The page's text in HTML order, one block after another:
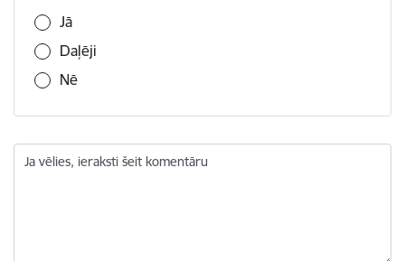
Jā
Daļēji
Nē
Ja vēlies, ieraksti šeit komentāru